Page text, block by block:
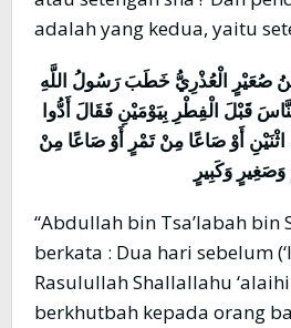
adalah yang kedua, yaitu
بْنُ صُعَيْرٍ الْعُذْرِيُّ خَطَبَ رَسُولُ اللَّهِ
قَبْلَ الْفِطْرِ بِيَوْمَيْنِ فَقَالَ أَدُّوا
أَوْ صَاعًا مِنْ تَمْرٍ أَوْ صَاعًا مِنْ
وَكَبِيرٍ
“Abdullah bin Tsa’labah bin
berkata : Dua hari sebelum
Rasulullah Shallallahu
berkhutbah kepada orang